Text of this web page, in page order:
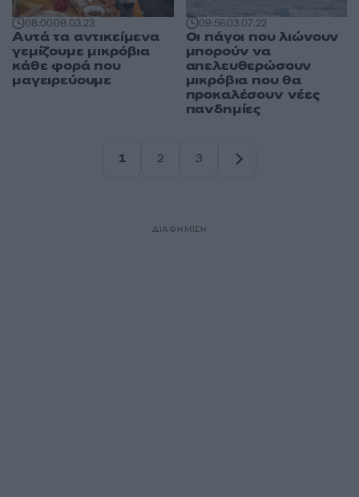
08:0009.03.23
Αυτά τα αντικείμενα
γεμίζουμε μικρόβια
κάθε φορά που
μαγειρεύουμε
09:5603.07.22
Οι πάγοι που λιώνουν
μπορούν να
απελευθερώσουν
μικρόβια που θα
προκαλέσουν νέες
πανδημίες
1
2
3
ΔΙΑΦΗΜΙΣΗ